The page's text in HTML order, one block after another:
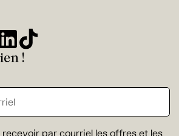
!
par courriel les offres et les